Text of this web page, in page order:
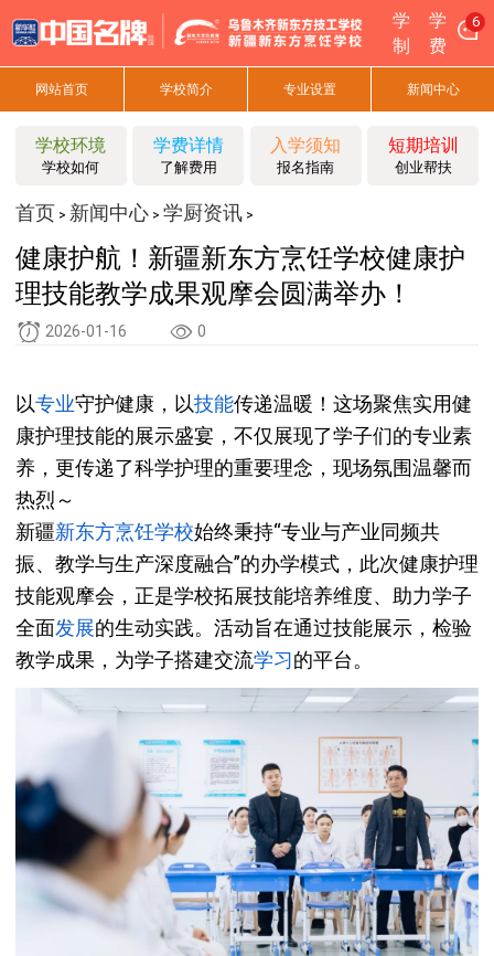
学
制
学
费
6
网站首页 学校简介 专业设置 新闻中心
学校环境
学校如何
学费详情
了解费用
入学须知
报名指南
短期培训
创业帮扶
首页 > 新闻中心> 学厨资讯>
健康护航！新疆新东方烹饪学校健康护
理技能教学成果观摩会圆满举办！
2026-01-16 0
以专业守护健康，以技能传递温暖！这场聚焦实用健
康护理技能的展示盛宴，不仅展现了学子们的专业素
养，更传递了科学护理的重要理念，现场氛围温馨而
热烈～
新疆新东方烹饪学校始终秉持“专业与产业同频共
振、教学与生产深度融合”的办学模式，此次健康护理
技能观摩会，正是学校拓展技能培养维度、助力学子
全面发展的生动实践。活动旨在通过技能展示，检验
教学成果，为学子搭建交流学习的平台。